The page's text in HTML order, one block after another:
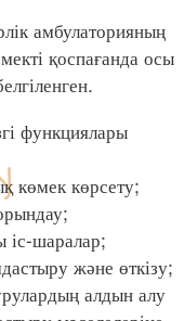
амбулаторияның
қоспағанда осы
функциялары
көмек көрсету;
шаралар;
және өткізу;
алдын алу